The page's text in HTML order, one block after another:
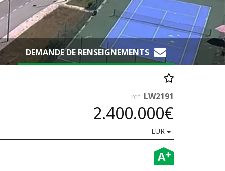
DEMANDE DE RENSEIGNEMENTS
ref. LW2191
2.400.000€
EUR
A+